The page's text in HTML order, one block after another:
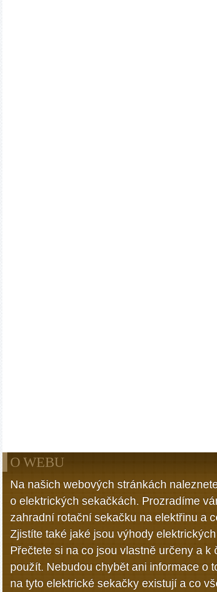
O WEBU
Na našich webových stránkách
o elektrických sekačkách. Prozradíme
zahradní rotační sekačku na elektřinu a
Zjistíte také jaké jsou výhody
Přečtete si na co jsou vlastně určeny a k
použít. Nebudou chybět ani informace o
na tyto elektrické sekačky existují a co